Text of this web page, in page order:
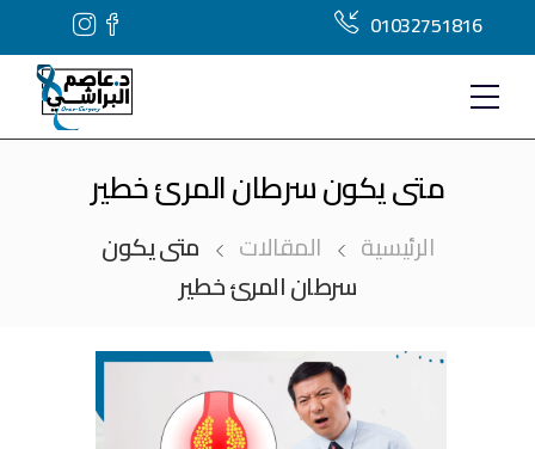
01032751816
متى يكون سرطان المرئ خطير
الرئيسية المقالات
متى يكون
سرطان المرئ خطير